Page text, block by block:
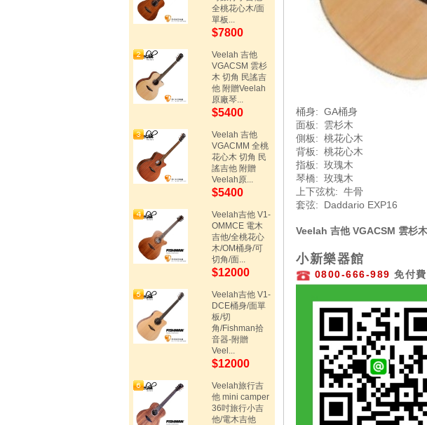
全桃花心木/面
單板...
$7800
Veelah 吉他
VGACSM 雲杉
木 切角 民謠吉
他 附贈Veelah
原廠琴...
$5400
Veelah 吉他
VGACMM 全桃
花心木 切角 民
謠吉他 附贈
Veelah原...
$5400
Veelah吉他 V1-
OMMCE 電木
吉他/全桃花心
木/OM桶身/可
切角/面...
$12000
Veelah吉他 V1-
DCE桶身/面單
板/切
角/Fishman拾
音器-附贈
Veel...
$12000
Veelah旅行吉
他 mini camper
36吋旅行小吉
他/電木吉他
桶身: GA桶身
面板: 雲杉木
側板: 桃花心木
背板: 桃花心木
指板: 玫瑰木
琴橋: 玫瑰木
上下弦枕: 牛骨
套弦: Daddario EXP16
Veelah 吉他 VGACSM 雲杉木
小新樂器館
0800-666-989 免付